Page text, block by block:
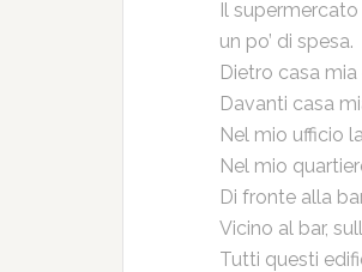
Il
un po’ di spesa.
Dietro casa
Davanti casa
Nel mio ufficio
Nel mio
Di fronte alla
Vicino al bar,
Tutti questi